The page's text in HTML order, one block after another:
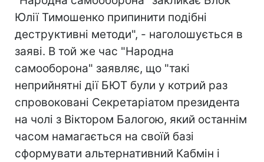
Юлії Тимошенко припинити подібні
деструктивні методи", - наголошується в
заяві. В той же час "Народна
самооборона" заявляє, що "такі
неприйнятні дії БЮТ були у котрий раз
спровоковані Секретаріатом президента
на чолі з Віктором Балогою, який останнім
часом намагається на своїй базі
сформувати альтернативний Кабмін і